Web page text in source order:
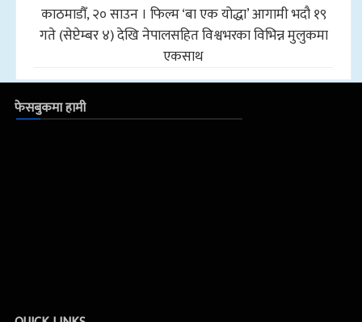
काठमाडौँ, २० साउन । फिल्म ‘बा एक योद्धा’ आगामी भदौ १९
गते (सेप्टेम्बर ४) देखि नेपालसहित विश्वभरका विभिन्न मुलुकमा
एकसाथ
फेसबुकमा हामी